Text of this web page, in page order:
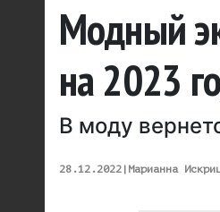
Модный
на 2023
В моду
28.12.2022| Марианна